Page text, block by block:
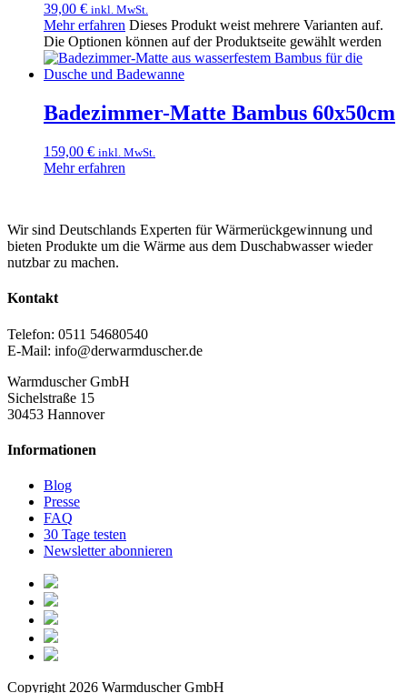
39,00 € inkl. MwSt.
Mehr erfahren Dieses Produkt weist mehrere Varianten auf.
Die Optionen können auf der Produktseite gewählt werden
Badezimmer-Matte Bambus 60x50cm
159,00 € inkl. MwSt.
Mehr erfahren
Wir sind Deutschlands Experten für Wärmerückgewinnung und
bieten Produkte um die Wärme aus dem Duschabwasser wieder
nutzbar zu machen.
Kontakt
Telefon: 0511 54680540
E-Mail: info@derwarmduscher.de
Warmduscher GmbH
Sichelstraße 15
30453 Hannover
Informationen
Blog
Presse
FAQ
30 Tage testen
Newsletter abonnieren
Copyright 2026 Warmduscher GmbH